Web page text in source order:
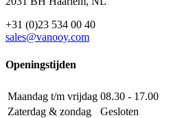
+31 (0)23 534 00 40
sales@vanooy.com
Openingstijden
Maandag t/m vrijdag 08.30 - 17.00
Zaterdag & zondag
Gesloten